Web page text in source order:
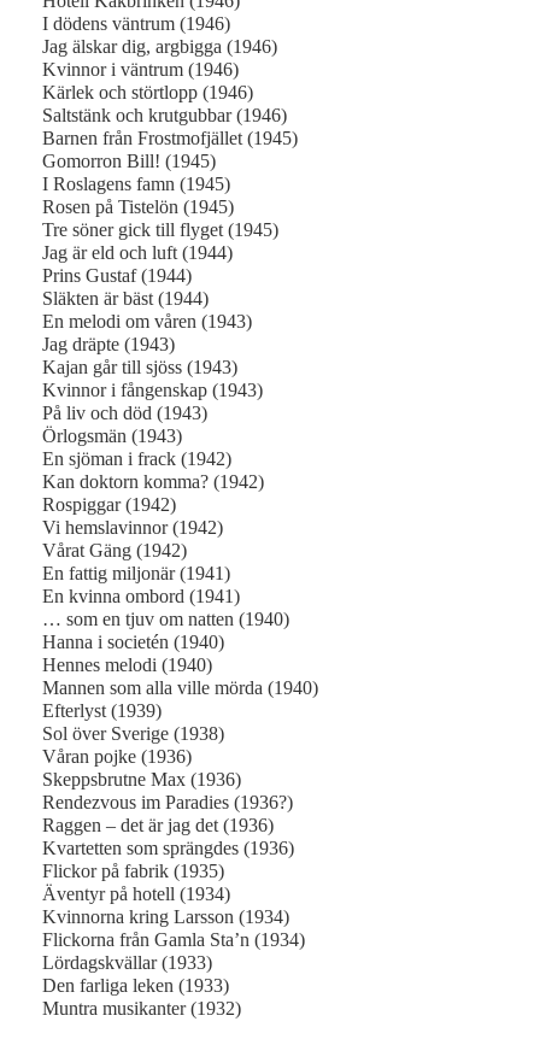
I dödens väntrum (1946)
Jag älskar dig, argbigga (1946)
Kvinnor i väntrum (1946)
Kärlek och störtlopp (1946)
Saltstänk och krutgubbar (1946)
Barnen från Frostmofjället (1945)
Gomorron Bill! (1945)
I Roslagens famn (1945)
Rosen på Tistelön (1945)
Tre söner gick till flyget (1945)
Jag är eld och luft (1944)
Prins Gustaf (1944)
Släkten är bäst (1944)
En melodi om våren (1943)
Jag dräpte (1943)
Kajan går till sjöss (1943)
Kvinnor i fångenskap (1943)
På liv och död (1943)
Örlogsmän (1943)
En sjöman i frack (1942)
Kan doktorn komma? (1942)
Rospiggar (1942)
Vi hemslavinnor (1942)
Vårat Gäng (1942)
En fattig miljonär (1941)
En kvinna ombord (1941)
… som en tjuv om natten (1940)
Hanna i societén (1940)
Hennes melodi (1940)
Mannen som alla ville mörda (1940)
Efterlyst (1939)
Sol över Sverige (1938)
Våran pojke (1936)
Skeppsbrutne Max (1936)
Rendezvous im Paradies (1936?)
Raggen – det är jag det (1936)
Kvartetten som sprängdes (1936)
Flickor på fabrik (1935)
Äventyr på hotell (1934)
Kvinnorna kring Larsson (1934)
Flickorna från Gamla Sta’n (1934)
Lördagskvällar (1933)
Den farliga leken (1933)
Muntra musikanter (1932)